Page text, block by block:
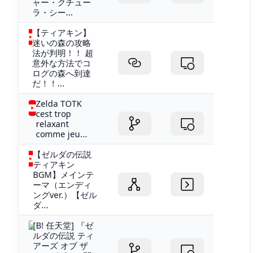
ラ・シー...
【ティアキン】
迷いの森の攻略
法が判明！！ 超
意外な方法でコ
ログの森へ到達
だ！！...
Zelda TOTK
cest trop
relaxant
comme jeu...
【ゼルダの伝説
ティアキン
BGM】メインテ
ーマ（エンディ
ングver.）【ゼル
ダ...
[B! 任天堂] 『ゼ
ルダの伝説 ティ
アーズ オブ ザ